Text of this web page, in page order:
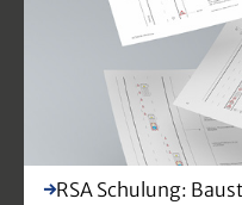
RSA Schulung: